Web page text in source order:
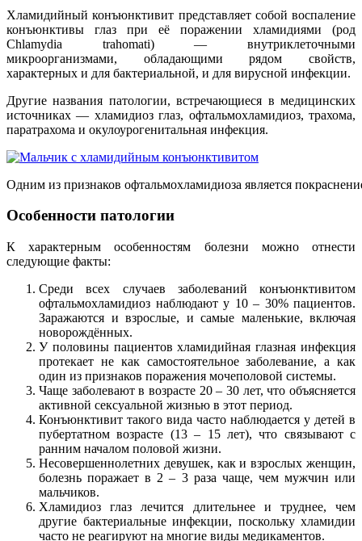
Хламидийный конъюнктивит представляет собой воспаление
конъюнктивы глаз при её поражении хламидиями (род
Chlamydia trahomati) — внутриклеточными
микроорганизмами, обладающими рядом свойств,
характерных и для бактериальной, и для вирусной инфекции.
Другие названия патологии, встречающиеся в медицинских
источниках — хламидиоз глаз, офтальмохламидиоз, трахома,
паратрахома и окулоурогенитальная инфекция.
Одним из признаков офтальмохламидиоза является
Особенности патологии
К характерным особенностям болезни можно отнести
следующие факты:
Среди всех случаев заболеваний конъюнктивитом
офтальмохламидиоз наблюдают у 10 – 30% пациентов.
Заражаются и взрослые, и самые маленькие, включая
новорождённых.
У половины пациентов хламидийная глазная инфекция
протекает не как самостоятельное заболевание, а как
один из признаков поражения мочеполовой системы.
Чаще заболевают в возрасте 20 – 30 лет, что объясняется
активной сексуальной жизнью в этот период.
Конъюнктивит такого вида часто наблюдается у детей в
пубертатном возрасте (13 – 15 лет), что связывают с
ранним началом половой жизни.
Несовершеннолетних девушек, как и взрослых женщин,
болезнь поражает в 2 – 3 раза чаще, чем мужчин или
мальчиков.
Хламидиоз глаз лечится длительнее и труднее, чем
другие бактериальные инфекции, поскольку хламидии
часто не реагируют на многие виды медикаментов.